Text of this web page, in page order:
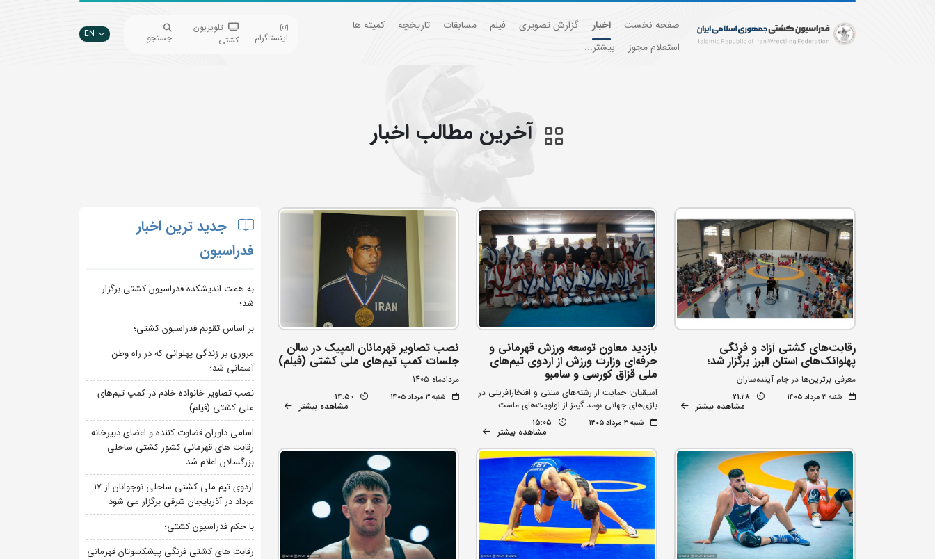
صفحه نخست اخبار گزارش تصویری فیلم مسابقات تاریخچه
کمیته ها
استعلام مجوز
بیشتر...
اینستاگرام
تلویزیون
کشتی
جستجو... EN
آخرین مطالب اخبار
رقابت‌های کشتی آزاد و فرنگی
پهلوانک‌های استان البرز برگزار شد؛
معرفی برترین‌ها در جام آینده‌سازان
شنبه ۳ مرداد ۱۴۰۵ 21:28
مشاهده بیشتر
بازدید معاون توسعه ورزش قهرمانی و
حرفه‌ای وزارت ورزش از اردوی تیم‌های
ملی قزاق کورسی و سامبو
اسبقیان: حمایت از رشته‌های سنتی و افتخارآفرینی در
بازی‌های جهانی نومد گیمز از اولویت‌های ماست
شنبه ۳ مرداد ۱۴۰۵ 15:05
مشاهده بیشتر
نصب تصاویر قهرمانان المپیک در سالن
جلسات کمپ تیم‌های ملی کشتی (فیلم)
مردادماه 1405
شنبه ۳ مرداد ۱۴۰۵ 14:50
مشاهده بیشتر
جدید ترین اخبار
فدراسیون
به همت اندیشکده فدراسیون کشتی برگزار
شد؛
بر اساس تقویم فدراسیون کشتی؛
مروری بر زندگی پهلوانی که در راه وطن
آسمانی شد؛
نصب تصاویر خانواده خادم در کمپ تیم‌های
ملی کشتی (فیلم)
اسامی داوران قضاوت کننده و اعضای دبیرخانه
رقابت های قهرمانی کشور کشتی ساحلی
بزرگسالان اعلام شد
اردوی تیم ملی کشتی ساحلی نوجوانان از 17
مرداد در آذربایجان شرقی برگزار می شود
با حکم فدراسیون کشتی؛
رقابت های کشتی فرنگی پیشکسوتان قهرمانی